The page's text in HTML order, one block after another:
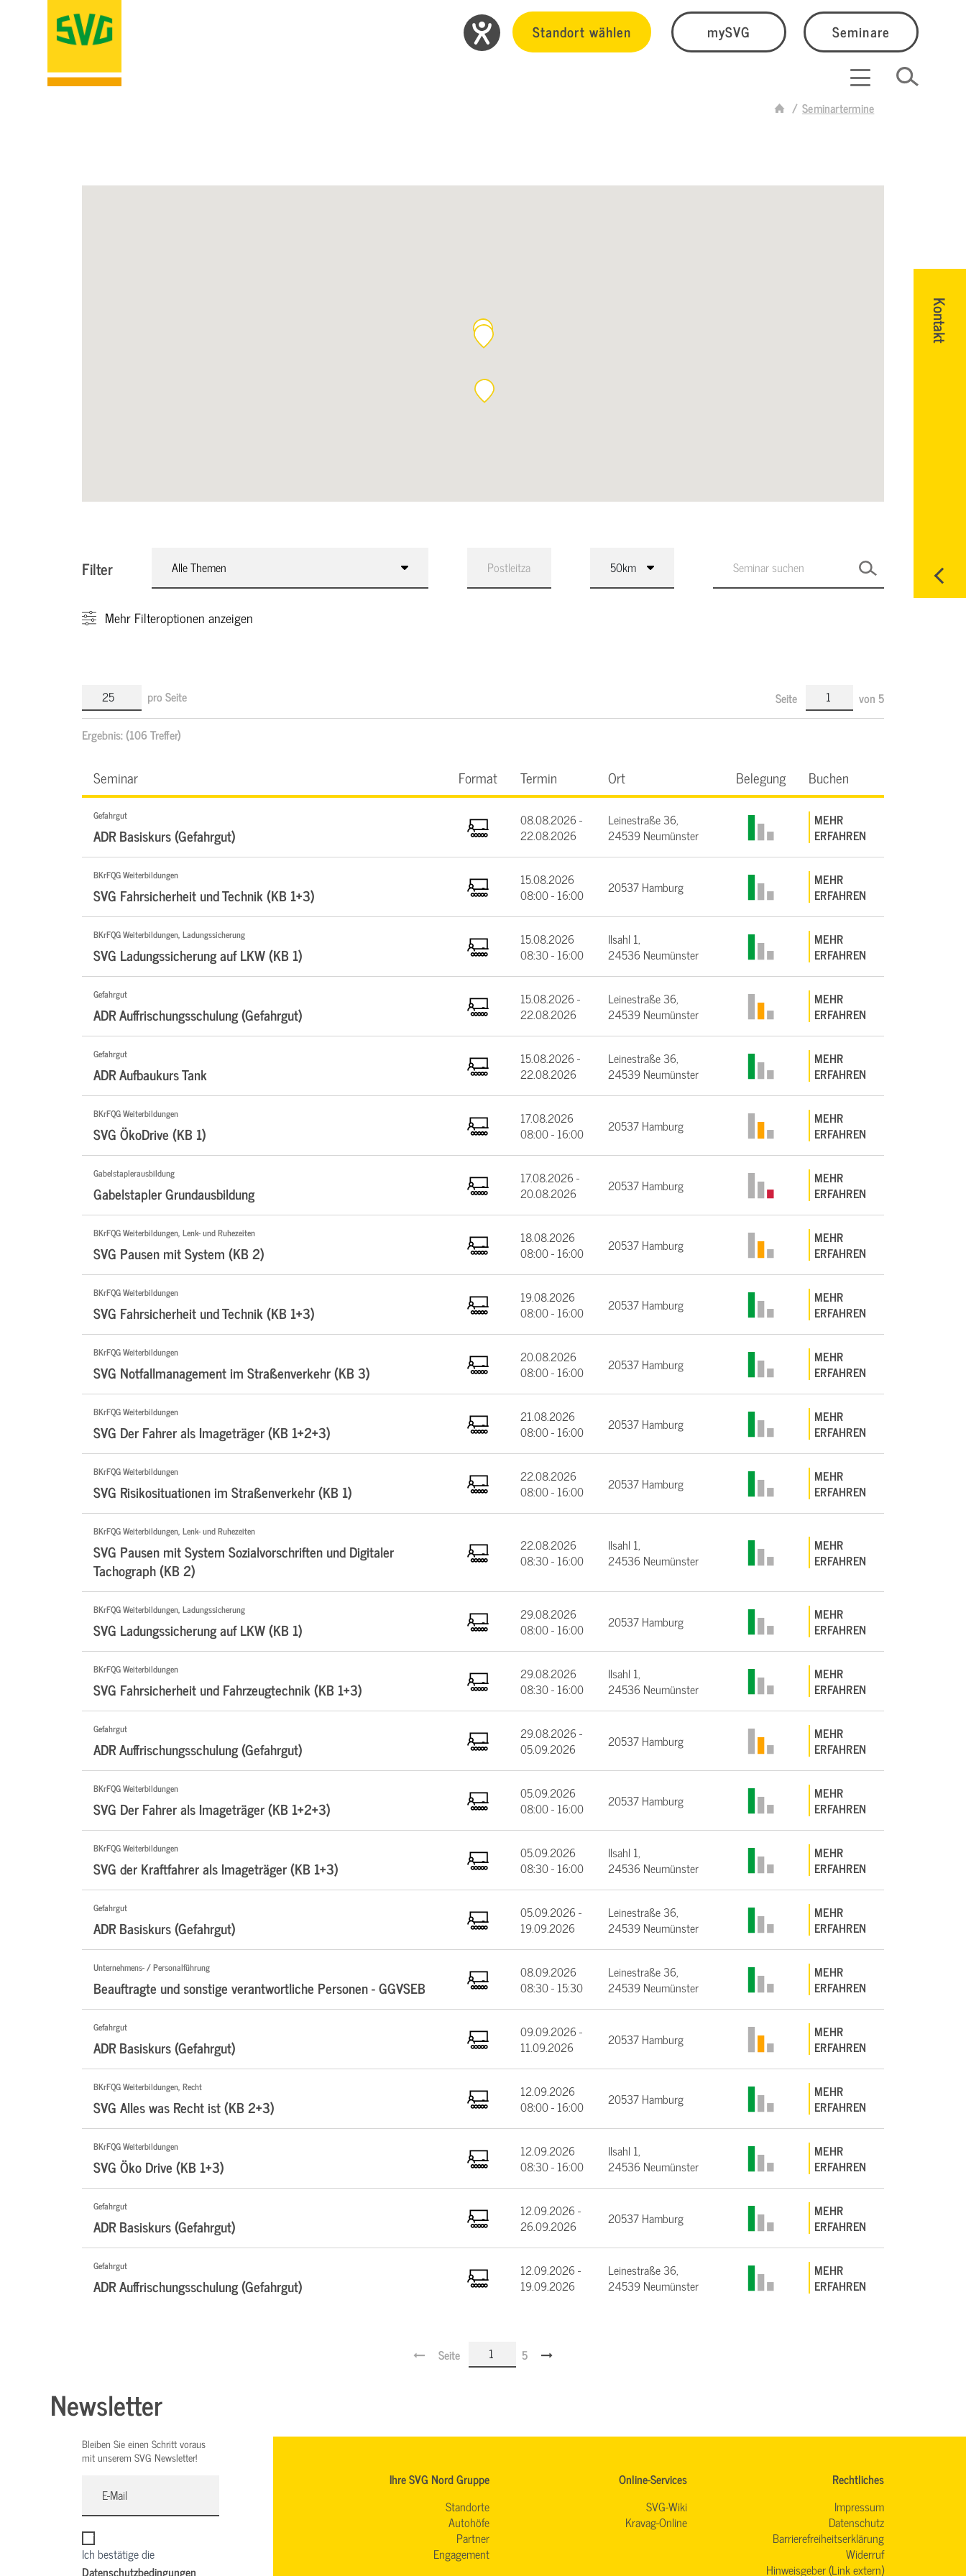
Standort wählen mySVG Seminare
Seminartermine
Kontakt
Filter Alle Themen
Mehr Filteroptionen anzeigen
pro Seite Seite von 5
Ergebnis:(106 Treffer)
Seminar Format Termin Ort Belegung Buchen
Gefahrgut
ADR Basiskurs (Gefahrgut)
08.08.2026 -
22.08.2026
Leinestraße 36,
24539 Neumünster
MEHR
ERFAHREN
BKrFQG Weiterbildungen
SVG Fahrsicherheit und Technik (KB 1+3)
15.08.2026
08:00 - 16:00
20537 Hamburg
MEHR
ERFAHREN
BKrFQG Weiterbildungen, Ladungssicherung
SVG Ladungssicherung auf LKW (KB 1)
15.08.2026
08:30 - 16:00
Ilsahl 1,
24536 Neumünster
MEHR
ERFAHREN
Gefahrgut
ADR Auffrischungsschulung (Gefahrgut)
15.08.2026 -
22.08.2026
Leinestraße 36,
24539 Neumünster
MEHR
ERFAHREN
Gefahrgut
ADR Aufbaukurs Tank
15.08.2026 -
22.08.2026
Leinestraße 36,
24539 Neumünster
MEHR
ERFAHREN
BKrFQG Weiterbildungen
SVG ÖkoDrive (KB 1)
17.08.2026
08:00 - 16:00
20537 Hamburg
MEHR
ERFAHREN
Gabelstaplerausbildung
Gabelstapler Grundausbildung
17.08.2026 -
20.08.2026
20537 Hamburg
MEHR
ERFAHREN
BKrFQG Weiterbildungen, Lenk- und Ruhezeiten
SVG Pausen mit System (KB 2)
18.08.2026
08:00 - 16:00
20537 Hamburg
MEHR
ERFAHREN
BKrFQG Weiterbildungen
SVG Fahrsicherheit und Technik (KB 1+3)
19.08.2026
08:00 - 16:00
20537 Hamburg
MEHR
ERFAHREN
BKrFQG Weiterbildungen
SVG Notfallmanagement im Straßenverkehr (KB 3)
20.08.2026
08:00 - 16:00
20537 Hamburg
MEHR
ERFAHREN
BKrFQG Weiterbildungen
SVG Der Fahrer als Imageträger (KB 1+2+3)
21.08.2026
08:00 - 16:00
20537 Hamburg
MEHR
ERFAHREN
BKrFQG Weiterbildungen
SVG Risikosituationen im Straßenverkehr (KB 1)
22.08.2026
08:00 - 16:00
20537 Hamburg
MEHR
ERFAHREN
BKrFQG Weiterbildungen, Lenk- und Ruhezeiten
SVG Pausen mit System Sozialvorschriften und Digitaler
Tachograph (KB 2)
22.08.2026
08:30 - 16:00
Ilsahl 1,
24536 Neumünster
MEHR
ERFAHREN
BKrFQG Weiterbildungen, Ladungssicherung
SVG Ladungssicherung auf LKW (KB 1)
29.08.2026
08:00 - 16:00
20537 Hamburg
MEHR
ERFAHREN
BKrFQG Weiterbildungen
SVG Fahrsicherheit und Fahrzeugtechnik (KB 1+3)
29.08.2026
08:30 - 16:00
Ilsahl 1,
24536 Neumünster
MEHR
ERFAHREN
Gefahrgut
ADR Auffrischungsschulung (Gefahrgut)
29.08.2026 -
05.09.2026
20537 Hamburg
MEHR
ERFAHREN
BKrFQG Weiterbildungen
SVG Der Fahrer als Imageträger (KB 1+2+3)
05.09.2026
08:00 - 16:00
20537 Hamburg
MEHR
ERFAHREN
BKrFQG Weiterbildungen
SVG der Kraftfahrer als Imageträger (KB 1+3)
05.09.2026
08:30 - 16:00
Ilsahl 1,
24536 Neumünster
MEHR
ERFAHREN
Gefahrgut
ADR Basiskurs (Gefahrgut)
05.09.2026 -
19.09.2026
Leinestraße 36,
24539 Neumünster
MEHR
ERFAHREN
Unternehmens- / Personalführung
Beauftragte und sonstige verantwortliche Personen - GGVSEB
08.09.2026
08:30 - 15:30
Leinestraße 36,
24539 Neumünster
MEHR
ERFAHREN
Gefahrgut
ADR Basiskurs (Gefahrgut)
09.09.2026 -
11.09.2026
20537 Hamburg
MEHR
ERFAHREN
BKrFQG Weiterbildungen, Recht
SVG Alles was Recht ist (KB 2+3)
12.09.2026
08:00 - 16:00
20537 Hamburg
MEHR
ERFAHREN
BKrFQG Weiterbildungen
SVG Öko Drive (KB 1+3)
12.09.2026
08:30 - 16:00
Ilsahl 1,
24536 Neumünster
MEHR
ERFAHREN
Gefahrgut
ADR Basiskurs (Gefahrgut)
12.09.2026 -
26.09.2026
20537 Hamburg
MEHR
ERFAHREN
Gefahrgut
ADR Auffrischungsschulung (Gefahrgut)
12.09.2026 -
19.09.2026
Leinestraße 36,
24539 Neumünster
MEHR
ERFAHREN
Seite 5
Newsletter
Bleiben Sie einen Schritt voraus
mit unserem SVG Newsletter!
Ich bestätige die
Datenschutzbedingungen
Ihre SVG Nord Gruppe
Standorte
Autohöfe
Partner
Engagement
Online-Services
SVG-Wiki
Kravag-Online
Rechtliches
Impressum
Datenschutz
Barrierefreiheitserklärung
Widerruf
Hinweisgeber (Link extern)